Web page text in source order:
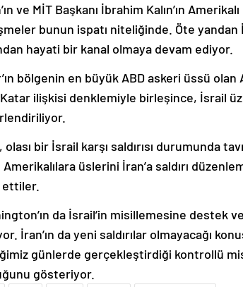
ve MİT Başkanı İbrahim Kalın’ın
bunun ispatı niteliğinde. Öte yandan
hayati bir kanal olmaya devam ediyor.
bölgenin en büyük ABD askeri üssü olan
ilişkisi denklemiyle birleşince, İsrail
olası bir İsrail karşı saldırısı durumunda
üslerini İran’a saldırı
da İsrail’in misillemesine destek
İran’ın da yeni saldırılar olmayacağı
günlerde gerçekleştirdiği kontrollü
gösteriyor.